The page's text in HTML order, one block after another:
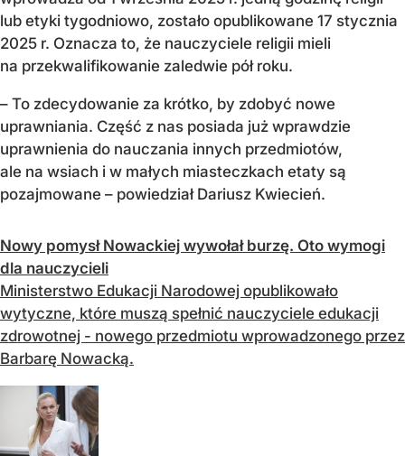
lub etyki tygodniowo, zostało opublikowane 17 stycznia
2025 r. Oznacza to, że nauczyciele religii mieli
na przekwalifikowanie zaledwie pół roku.
– To zdecydowanie za krótko, by zdobyć nowe
uprawniania. Część z nas posiada już wprawdzie
uprawnienia do nauczania innych przedmiotów,
ale na wsiach i w małych miasteczkach etaty są
pozajmowane – powiedział Dariusz Kwiecień.
Nowy pomysł Nowackiej wywołał burzę. Oto wymogi
dla nauczycieli
Ministerstwo Edukacji Narodowej opublikowało
wytyczne, które muszą spełnić nauczyciele edukacji
zdrowotnej - nowego przedmiotu wprowadzonego przez
Barbarę Nowacką.